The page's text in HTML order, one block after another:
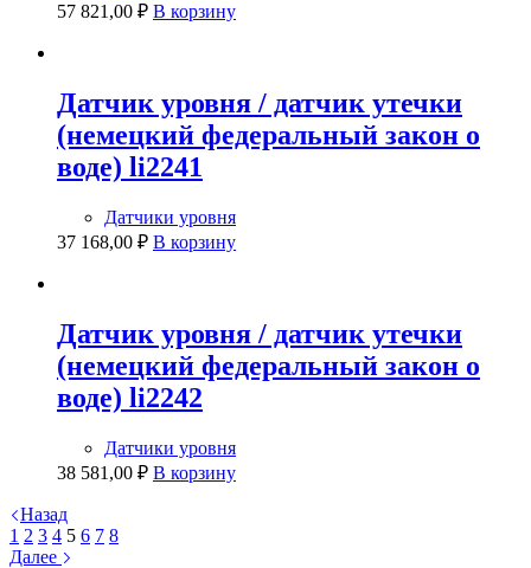
57 821,00 ₽ В корзину
Датчик уровня / датчик утечки
(немецкий федеральный закон о
воде) li2241
Датчики уровня
37 168,00 ₽ В корзину
Датчик уровня / датчик утечки
(немецкий федеральный закон о
воде) li2242
Датчики уровня
38 581,00 ₽ В корзину
Назад
1 2 3 4 5 6 7 8
Далее